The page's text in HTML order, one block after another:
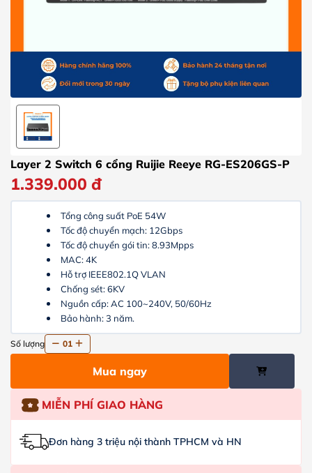
Layer 2 Switch 6 cổng Ruijie Reeye RG-ES206GS-P
1.339.000 đ
Tổng công suất PoE 54W
Tốc độ chuyển mạch: 12Gbps
Tốc độ chuyển gói tin: 8.93Mpps
MAC: 4K
Hỗ trợ IEEE802.1Q VLAN
Chống sét: 6KV
Nguồn cấp: AC 100~240V, 50/60Hz
Bảo hành: 3 năm.
Số lượng 01
Mua ngay
MIỄN PHÍ GIAO HÀNG
Đơn hàng 3 triệu nội thành TPHCM và HN